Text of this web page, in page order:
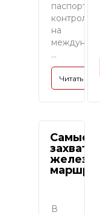
контроля
на
...
Читать
Самые
В